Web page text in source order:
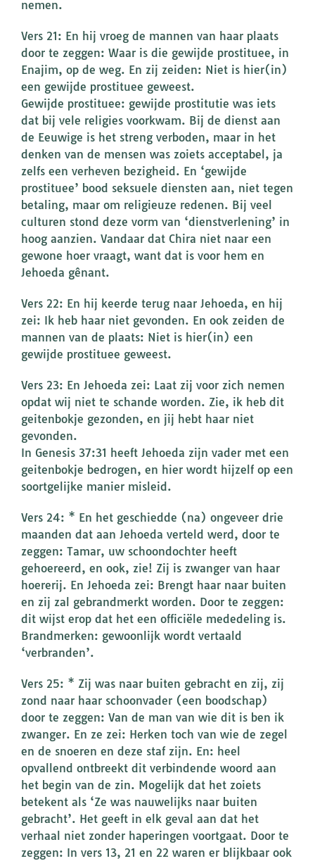
nemen.
Vers 21: En hij vroeg de mannen van haar plaats
door te zeggen: Waar is die gewijde prostituee, in
Enajim, op de weg. En zij zeiden: Niet is hier(in)
een gewijde prostituee geweest.
Gewijde prostituee: gewijde prostitutie was iets
dat bij vele religies voorkwam. Bij de dienst aan
de Eeuwige is het streng verboden, maar in het
denken van de mensen was zoiets acceptabel, ja
zelfs een verheven bezigheid. En ‘gewijde
prostituee’ bood seksuele diensten aan, niet tegen
betaling, maar om religieuze redenen. Bij veel
culturen stond deze vorm van ‘dienstverlening’ in
hoog aanzien. Vandaar dat Chira niet naar een
gewone hoer vraagt, want dat is voor hem en
Jehoeda gênant.
Vers 22: En hij keerde terug naar Jehoeda, en hij
zei: Ik heb haar niet gevonden. En ook zeiden de
mannen van de plaats: Niet is hier(in) een
gewijde prostituee geweest.
Vers 23: En Jehoeda zei: Laat zij voor zich nemen
opdat wij niet te schande worden. Zie, ik heb dit
geitenbokje gezonden, en jij hebt haar niet
gevonden.
In Genesis 37:31 heeft Jehoeda zijn vader met een
geitenbokje bedrogen, en hier wordt hijzelf op een
soortgelijke manier misleid.
Vers 24: * En het geschiedde (na) ongeveer drie
maanden dat aan Jehoeda verteld werd, door te
zeggen: Tamar, uw schoondochter heeft
gehoereerd, en ook, zie! Zij is zwanger van haar
hoererij. En Jehoeda zei: Brengt haar naar buiten
en zij zal gebrandmerkt worden. Door te zeggen:
dit wijst erop dat het een officiële mededeling is.
Brandmerken: gewoonlijk wordt vertaald
‘verbranden’.
Vers 25: * Zij was naar buiten gebracht en zij, zij
zond naar haar schoonvader (een boodschap)
door te zeggen: Van de man van wie dit is ben ik
zwanger. En ze zei: Herken toch van wie de zegel
en de snoeren en deze staf zijn. En: heel
opvallend ontbreekt dit verbindende woord aan
het begin van de zin. Mogelijk dat het zoiets
betekent als ‘Ze was nauwelijks naar buiten
gebracht’. Het geeft in elk geval aan dat het
verhaal niet zonder haperingen voortgaat. Door te
zeggen: In vers 13, 21 en 22 waren er blijkbaar ook